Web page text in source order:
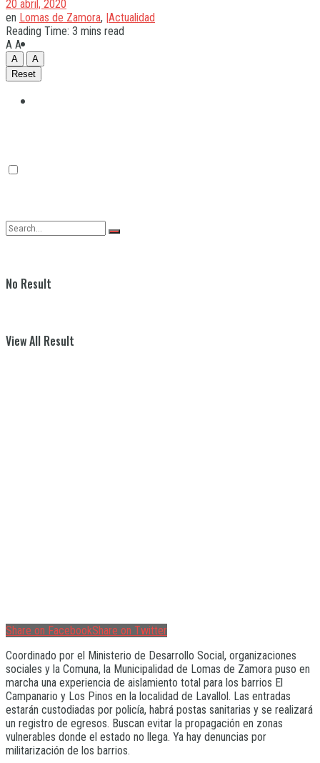
No Result
View All Result
20 abril, 2020
en Lomas de Zamora, |Actualidad
Reading Time: 3 mins read
A A
A
A
Reset
Share on FacebookShare on Twitter
Coordinado por el Ministerio de Desarrollo Social, organizaciones
sociales y la Comuna, la Municipalidad de Lomas de Zamora puso en
marcha una experiencia de aislamiento total para los barrios El
Campanario y Los Pinos en la localidad de Lavallol. Las entradas
estarán custodiadas por policía, habrá postas sanitarias y se realizará
un registro de egresos. Buscan evitar la propagación en zonas
vulnerables donde el estado no llega. Ya hay denuncias por
militarización de los barrios.